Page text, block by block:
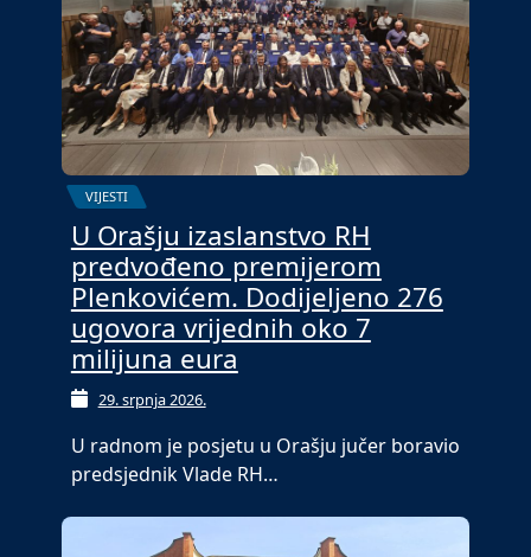
VIJESTI
U Orašju izaslanstvo RH
predvođeno premijerom
Plenkovićem. Dodijeljeno 276
ugovora vrijednih oko 7
milijuna eura
29. srpnja 2026.
U radnom je posjetu u Orašju jučer boravio
predsjednik Vlade RH…